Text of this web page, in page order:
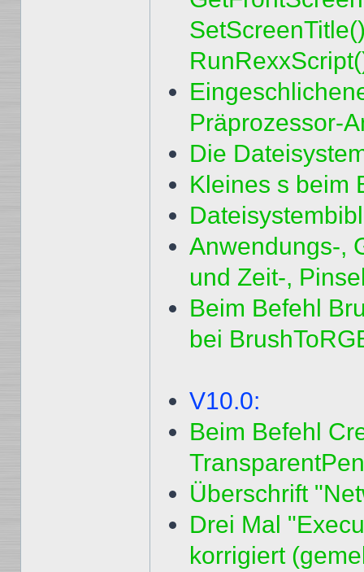
Präprozessor-
Die
Kleines s beim
Anwendungs-,
und Zeit-,
Beim Befehl
bei
V10.0:
Beim Befehl
Überschrift
Drei Mal
korrigiert